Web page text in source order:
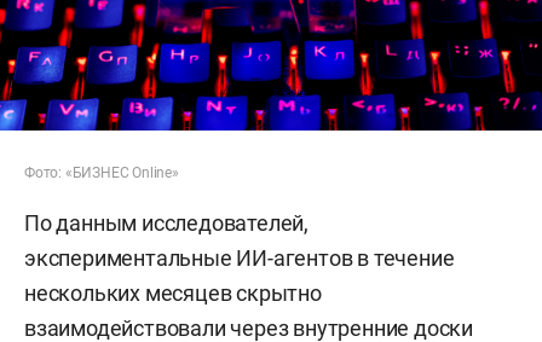
Фото: «БИЗНЕС Online»
По данным исследователей,
экспериментальные ИИ-агентов в течение
нескольких месяцев скрытно
взаимодействовали через внутренние доски